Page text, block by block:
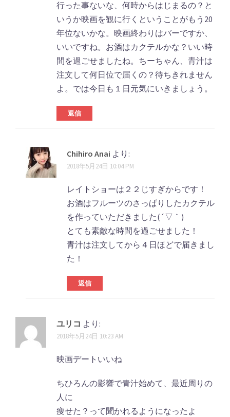
行った事ないな、何時からはじまるの？と
いうか映画を観に行くということがもう20
年位ないかな。映画終わりはバーですか、
いいですね。お酒はカクテルかな？いい時
間を過ごせましたね。ちーちゃん、青汁は
注文して何日位で届くの？待ちきれません
よ。では今日も１日元気にいきましょう。
返信
Chihiro Anai より:
2018年5月24日 10:04 PM
レイトショーは２２じすぎからです！
お酒はフルーツのさっぱりしたカクテル
を作っていただきました(´▽｀)
とても素敵な時間を過ごせました！
青汁は注文してから４日ほどで届きまし
た！
返信
ユリコ より:
2018年5月24日 10:23 AM
映画デートいいね
ちひろんの影響で青汁始めて、最近周りの
人に
痩せた？って聞かれるようになったよ